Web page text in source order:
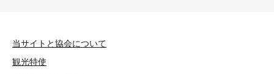
当サイトと協会について
観光特使